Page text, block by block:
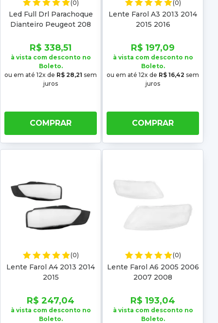
(0)
Led Full Drl Parachoque
Dianteiro Peugeot 208
R$ 338,51
à vista com desconto no
Boleto.
ou em até 12x de R$ 28,21 sem
juros
COMPRAR
(0)
Lente Farol A3 2013 2014
2015 2016
R$ 197,09
à vista com desconto no
Boleto.
ou em até 12x de R$ 16,42 sem
juros
COMPRAR
(0)
Lente Farol A4 2013 2014
2015
R$ 247,04
à vista com desconto no
Boleto.
(0)
Lente Farol A6 2005 2006
2007 2008
R$ 193,04
à vista com desconto no
Boleto.